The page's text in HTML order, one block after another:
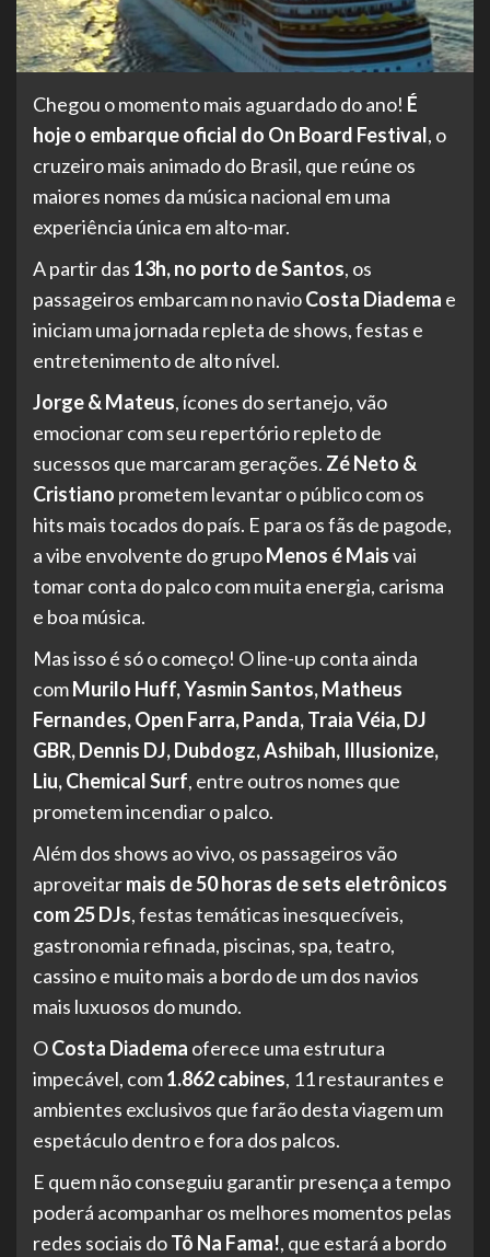
Chegou o momento mais aguardado do ano! É
hoje o embarque oficial do On Board Festival, o
cruzeiro mais animado do Brasil, que reúne os
maiores nomes da música nacional em uma
experiência única em alto-mar.
A partir das 13h, no porto de Santos, os
passageiros embarcam no navioCosta Diadema e
iniciam uma jornada repleta de shows, festas e
entretenimento de alto nível.
Jorge & Mateus, ícones do sertanejo, vão
emocionar com seu repertório repleto de
sucessos que marcaram gerações. Zé Neto &
Cristiano prometem levantar o público com os
hits mais tocados do país. E para os fãs de pagode,
a vibe envolvente do grupoMenos é Maisvai
tomar conta do palco com muita energia, carisma
e boa música.
Mas isso é só o começo! O line-up conta ainda
comMurilo Huff, Yasmin Santos, Matheus
Fernandes, Open Farra, Panda, Traia Véia, DJ
GBR, Dennis DJ, Dubdogz, Ashibah, Illusionize,
Liu, Chemical Surf, entre outros nomes que
prometem incendiar o palco.
Além dos shows ao vivo, os passageiros vão
aproveitarmais de 50 horas de sets eletrônicos
com 25 DJs, festas temáticas inesquecíveis,
gastronomia refinada, piscinas, spa, teatro,
cassino e muito mais a bordo de um dos navios
mais luxuosos do mundo.
OCosta Diadema oferece uma estrutura
impecável, com1.862 cabines, 11 restaurantes e
ambientes exclusivos que farão desta viagem um
espetáculo dentro e fora dos palcos.
E quem não conseguiu garantir presença a tempo
poderá acompanhar os melhores momentos pelas
redes sociais doTô Na Fama!, que estará a bordo